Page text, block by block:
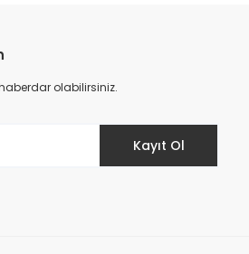
olabilirsiniz.
Kayıt Ol